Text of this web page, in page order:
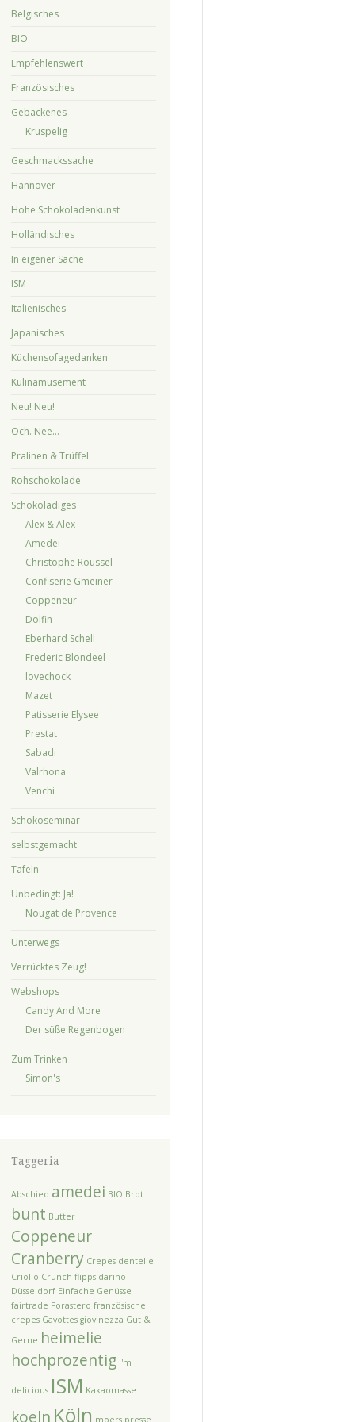
Belgisches
BIO
Empfehlenswert
Französisches
Gebackenes
Kruspelig
Geschmackssache
Hannover
Hohe Schokoladenkunst
Holländisches
In eigener Sache
ISM
Italienisches
Japanisches
Küchensofagedanken
Kulinamusement
Neu! Neu!
Och. Nee…
Pralinen & Trüffel
Rohschokolade
Schokoladiges
Alex & Alex
Amedei
Christophe Roussel
Confiserie Gmeiner
Coppeneur
Dolfin
Eberhard Schell
Frederic Blondeel
lovechock
Mazet
Patisserie Elysee
Prestat
Sabadi
Valrhona
Venchi
Schokoseminar
selbstgemacht
Tafeln
Unbedingt: Ja!
Nougat de Provence
Unterwegs
Verrücktes Zeug!
Webshops
Candy And More
Der süße Regenbogen
Zum Trinken
Simon's
Taggeria
Abschied amedei BIO Brot
bunt Butter
Coppeneur
Cranberry Crepes dentelle
Criollo Crunch flipps darino
Düsseldorf Einfache Genüsse
fairtrade Forastero französische
crepes Gavottes giovinezza Gut &
Gerne heimelie
hochprozentig I'm
delicious ISM Kakaomasse
koeln Köln